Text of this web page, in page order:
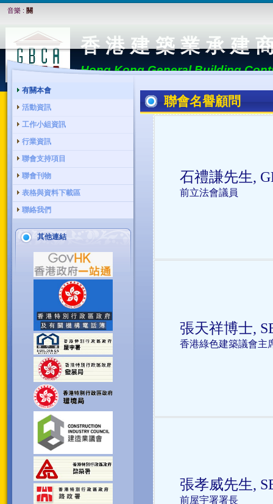
音樂 : 關
香 港 建 築 業 承 建
Hong Kong General Building
有關本會
活動資訊
工作小組資訊
行業資訊
聯會支持項目
聯會刊物
表格與資料下載區
聯絡我們
其他連結
聯會名譽顧問
石禮謙先生,
前立法會議員
張天祥博士,
香港綠色建築議會主
張孝威先生,
前屋宇署署長